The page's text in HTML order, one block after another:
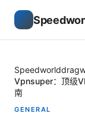
Vpnsuper：顶级
南
GENERAL